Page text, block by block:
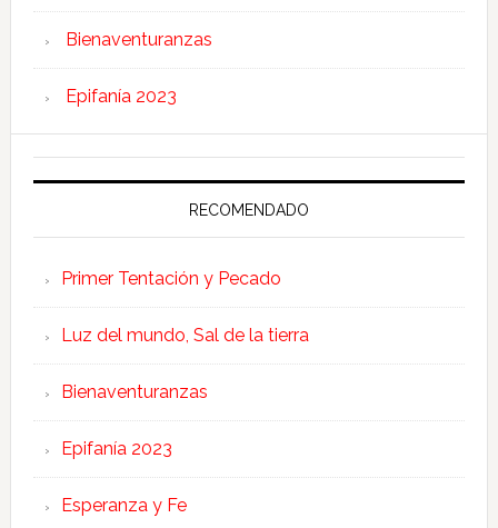
Bienaventuranzas
Epifanía 2023
RECOMENDADO
Primer Tentación y Pecado
Luz del mundo, Sal de la tierra
Bienaventuranzas
Epifanía 2023
Esperanza y Fe